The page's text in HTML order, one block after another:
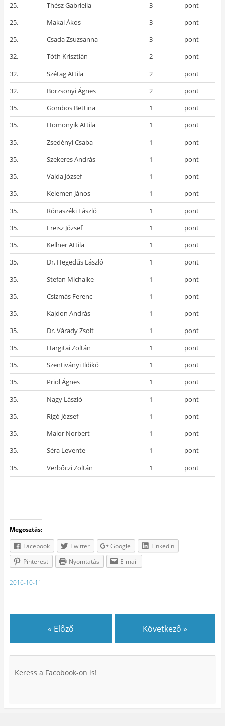
25.
Thész Gabriella 3
pont
25.
Makai Ákos 3
pont
25.
Csada Zsuzsanna 3
pont
32.
Tóth Krisztián 2
pont
32.
Szétag Attila 2
pont
32.
Börzsönyi Ágnes 2
pont
35.
Gombos Bettina 1
pont
35.
Homonyik Attila 1
pont
35.
Zsedényi Csaba 1
pont
35.
Szekeres András 1
pont
35.
Vajda József 1
pont
35.
Kelemen János 1
pont
35.
Rónaszéki László 1
pont
35.
Freisz József 1
pont
35.
Kellner Attila 1
pont
35.
Dr. Hegedűs László 1
pont
35.
Stefan Michalke 1
pont
35.
Csizmás Ferenc 1
pont
35.
Kajdon András 1
pont
35.
Dr. Várady Zsolt 1
pont
35.
Hargitai Zoltán 1
pont
35.
Szentiványi Ildikó 1
pont
35.
Priol Ágnes 1
pont
35.
Nagy László 1
pont
35.
Rigó József 1
pont
35.
Maior Norbert 1
pont
35.
Séra Levente 1
pont
35.
Verbőczi Zoltán 1 pont
Megosztás:
Facebook
Twitter Google
Linkedin
Pinterest
Nyomtatás E-mail
2016-10-11
« Előző Következő »
Keress a Facobook-on is!